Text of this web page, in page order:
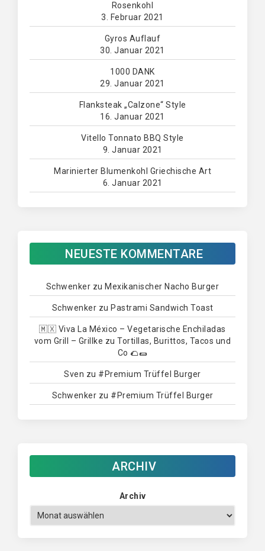
Rosenkohl
3. Februar 2021
Gyros Auflauf
30. Januar 2021
1000 DANK
29. Januar 2021
Flanksteak „Calzone“ Style
16. Januar 2021
Vitello Tonnato BBQ Style
9. Januar 2021
Marinierter Blumenkohl Griechische Art
6. Januar 2021
NEUESTE KOMMENTARE
Schwenker zu Mexikanischer Nacho Burger
Schwenker zu Pastrami Sandwich Toast
🇲🇽 Viva La México – Vegetarische Enchiladas
vom Grill – Grillke zuTortillas, Burittos, Tacos und
Co 🌮🌯
Sven zu #Premium Trüffel Burger
Schwenker zu #Premium Trüffel Burger
ARCHIV
Archiv